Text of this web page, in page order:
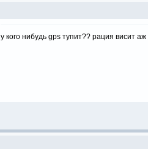
у кого нибудь gps тупит?? рация висит